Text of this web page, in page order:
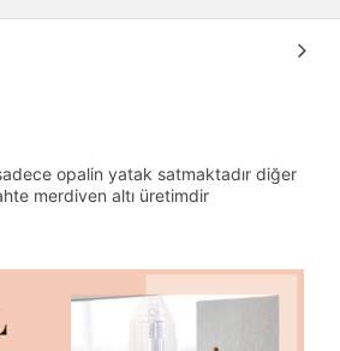
opalin yatak satmaktadır diğer
merdiven altı üretimdir